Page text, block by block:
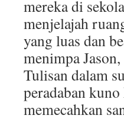
mereka di
menjelajah
yang luas dan
menimpa
Tulisan dalam
peradaban
memecahkan